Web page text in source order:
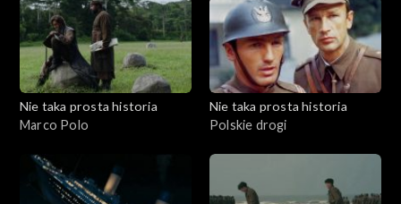
Nie taka prosta historia
Marco Polo
Nie taka prosta historia
Polskie drogi